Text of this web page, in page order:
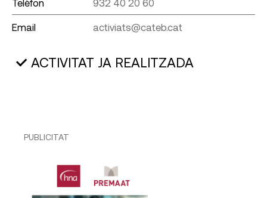
Email activiats@cateb.cat
ACTIVITAT JA REALITZADA
PUBLICITAT